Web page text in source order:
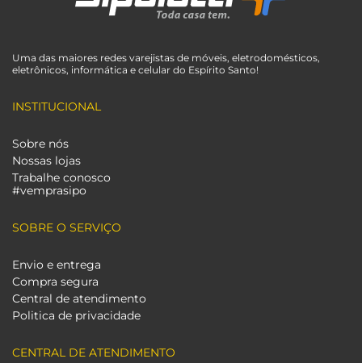
Uma das maiores redes varejistas de móveis, eletrodomésticos,
eletrônicos, informática e celular do Espírito Santo!
INSTITUCIONAL
Sobre nós
Nossas lojas
Trabalhe conosco
#vemprasipo
SOBRE O SERVIÇO
Envio e entrega
Compra segura
Central de atendimento
Politica de privacidade
CENTRAL DE ATENDIMENTO